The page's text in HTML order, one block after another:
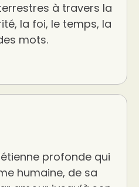
à travers la
la foi, le temps, la
mots.
profonde qui
humaine, de sa